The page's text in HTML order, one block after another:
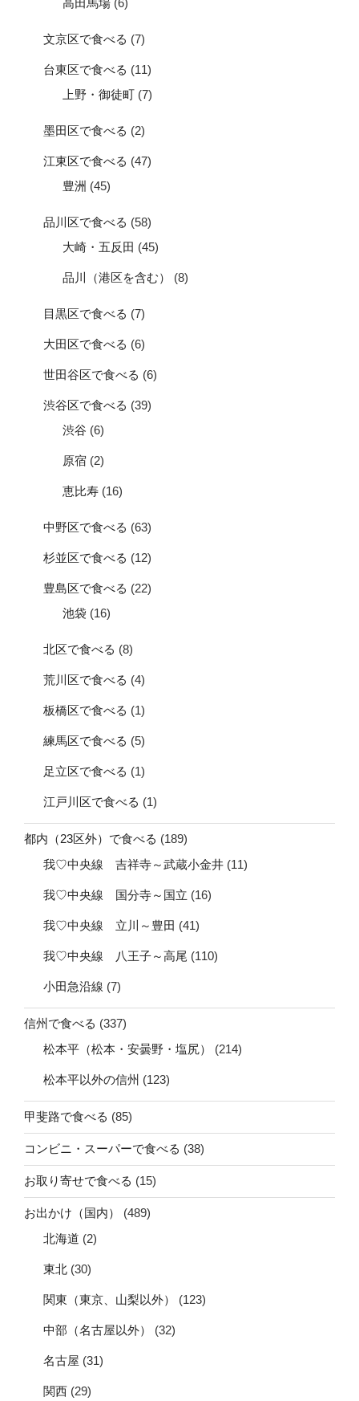
高田馬場 (6)
文京区で食べる (7)
台東区で食べる (11)
上野・御徒町 (7)
墨田区で食べる (2)
江東区で食べる (47)
豊洲 (45)
品川区で食べる (58)
大崎・五反田 (45)
品川（港区を含む） (8)
目黒区で食べる (7)
大田区で食べる (6)
世田谷区で食べる (6)
渋谷区で食べる (39)
渋谷 (6)
原宿 (2)
恵比寿 (16)
中野区で食べる (63)
杉並区で食べる (12)
豊島区で食べる (22)
池袋 (16)
北区で食べる (8)
荒川区で食べる (4)
板橋区で食べる (1)
練馬区で食べる (5)
足立区で食べる (1)
江戸川区で食べる (1)
都内（23区外）で食べる (189)
我♡中央線 吉祥寺～武蔵小金井 (11)
我♡中央線 国分寺～国立 (16)
我♡中央線 立川～豊田 (41)
我♡中央線 八王子～高尾 (110)
小田急沿線 (7)
信州で食べる (337)
松本平（松本・安曇野・塩尻）
(214)
松本平以外の信州 (123)
甲斐路で食べる (85)
コンビニ・スーパーで食べる (38)
お取り寄せで食べる (15)
お出かけ（国内）
(489)
北海道 (2)
東北 (30)
関東（東京、山梨以外） (123)
中部（名古屋以外） (32)
名古屋 (31)
関西 (29)